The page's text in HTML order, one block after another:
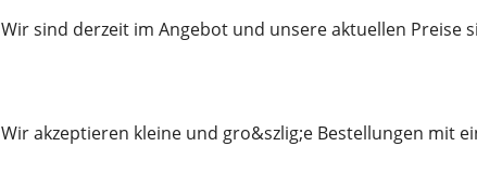
Wir sind derzeit im Angebot und unsere aktuellen Preise
Wir akzeptieren kleine und gro&szlig;e Bestellungen mit